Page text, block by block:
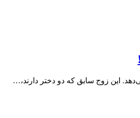
این زوج سابق که دو دختر دارند،…